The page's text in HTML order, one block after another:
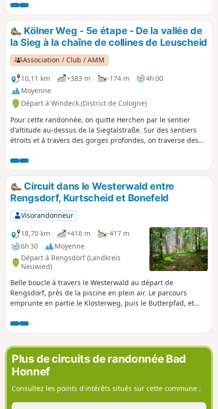
avec une vue magnifique sur la Sieg jusqu'au château de
Windeck. • Beaux itinéraires le long de la Sieg • Itinéraire
aventureux sur de nombreux sentiers étroits, sinon
chemins le long des berges, dans les bois et les prairies •
Fin de l'étape à la cascade de la Sieg à Schladern
Kölner Weg - 5e étape - De la vallée de
la Sieg à la chaîne de collines de Leuscheid
Association / Club / AMM
10,11 km
+383 m -174 m
4h 00
Moyenne
Départ à Windeck (District de Cologne)
Pour cette randonnée, on quitte Herchen par le sentier
d'altitude au-dessus de la Siegtalstraße. Sur des sentiers
étroits et à travers des gorges profondes, on traverse des
pour rejoindre la gare de Herchen, bien au-dessus de la
Sieg. Ici, on traverse la Sieg et remonte à nouveau. On se
retrouve bientôt à nouveau au-dessus de la rivière. On doit
encore franchir une forte montée avant d'arriver à
Schneppe. Sur le chemin vers Kuchhausen, on peut faire un
détour par un impressionnant cratère de basalte. La
randonnée se termine à Leuscheid.
Circuit dans le Westerwald entre
Rengsdorf, Kurtscheid et Bonefeld
Visorandonneur
18,70 km
+416 m
-417 m
6h 30
Moyenne
Départ à Rengsdorf (Landkreis
Neuwied)
Belle boucle à travers le Westerwald au départ de
Rengsdorf, près de la piscine en plein air. Le parcours
emprunte en partie le Klosterweg, puis le Butterpfad, et
chemins forestiers alternent avec des sentiers étroits.
Plus de circuits de randonnée Bad
Honnef
Consultez les points d'intérêts situés sur cette commune :